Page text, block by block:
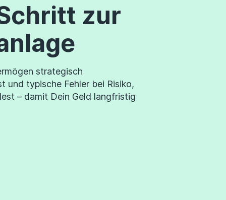
zur
strategisch
und typische Fehler bei Risiko,
– damit Dein Geld langfristig